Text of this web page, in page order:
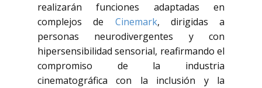
realizarán funciones adaptadas en
complejos de Cinemark, dirigidas a
personas neurodivergentes y con
hipersensibilidad sensorial, reafirmando el
compromiso de la industria
cinematográfica con la inclusión y la